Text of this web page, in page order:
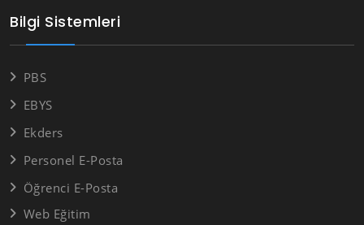
Bilgi Sistemleri
PBS
EBYS
Ekders
Personel E-Posta
Öğrenci E-Posta
Web Eğitim